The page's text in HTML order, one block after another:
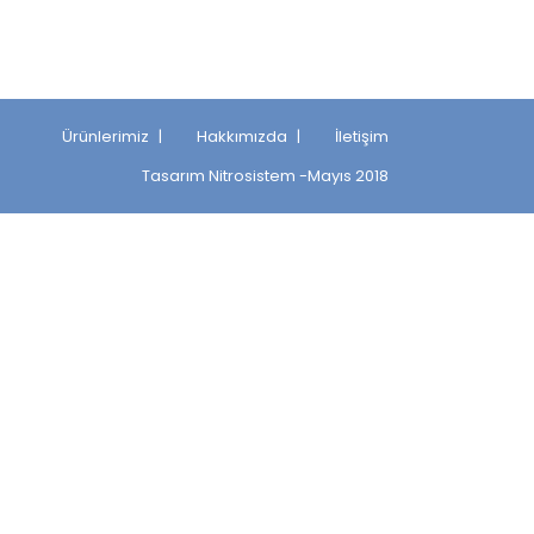
Ürünlerimiz Hakkımızda
İletişim
Tasarım Nitrosistem -Mayıs 2018